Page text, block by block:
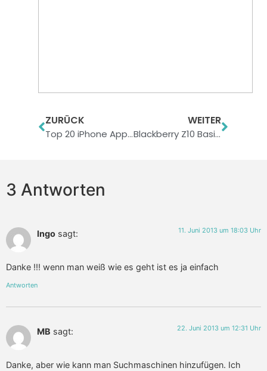
ZURÜCK
Top 20 iPhone Apps in Deutschland
WEITER
Blackberry Z10 Basics: Screenshot erstellen
3 Antworten
Ingo sagt: 11. Juni 2013 um 18:03 Uhr
Danke !!! wenn man weiß wie es geht ist es ja einfach
Antworten
MB sagt: 22. Juni 2013 um 12:31 Uhr
Danke, aber wie kann man Suchmaschinen hinzufügen. Ich